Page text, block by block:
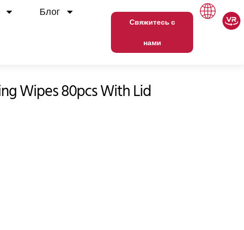
Блог
Свяжитесь с
нами
Wipes 80pcs With Lid